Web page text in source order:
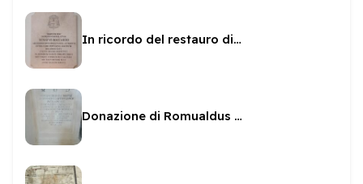
In ricordo del restauro di San Filippo dal Boccardo
Donazione di Romualdus Cariannus